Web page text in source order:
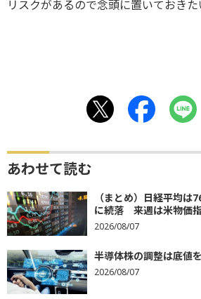
リスクがあるので念頭に置いておきた
あわせて読む
（まとめ）日経平均は
に続落 来週は米物価
2026/08/07
半導体株の調整は底値
2026/08/07